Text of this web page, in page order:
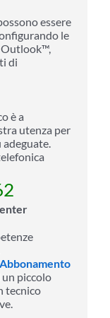
essere
le
Outlook™,
di
è a
utenza per
Abbonamento
un piccolo
tecnico